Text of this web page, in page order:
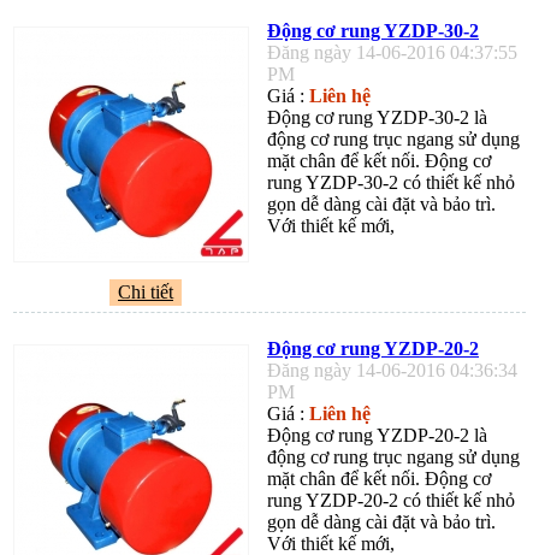
Động cơ rung YZDP-30-2
Đăng ngày 14-06-2016 04:37:55
PM
Giá : Liên hệ
Động cơ rung YZDP-30-2 là
động cơ rung trục ngang sử dụng
mặt chân để kết nối. Động cơ
rung YZDP-30-2 có thiết kế nhỏ
gọn dễ dàng cài đặt và bảo trì.
Với thiết kế mới,
Chi tiết
Động cơ rung YZDP-20-2
Đăng ngày 14-06-2016 04:36:34
PM
Giá : Liên hệ
Động cơ rung YZDP-20-2 là
động cơ rung trục ngang sử dụng
mặt chân để kết nối. Động cơ
rung YZDP-20-2 có thiết kế nhỏ
gọn dễ dàng cài đặt và bảo trì.
Với thiết kế mới,